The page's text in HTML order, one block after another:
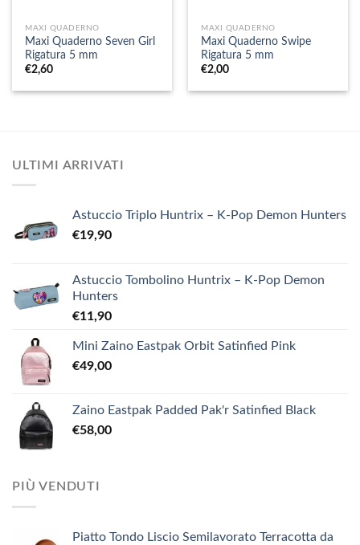
MAXI QUADERNO
Maxi Quaderno Seven Girl
Rigatura 5 mm
€2,60
MAXI QUADERNO
Maxi Quaderno Swipe
Rigatura 5 mm
€2,00
ULTIMI ARRIVATI
Astuccio Triplo Huntrix – K-Pop Demon Hunters
€19,90
Astuccio Tombolino Huntrix – K-Pop Demon
Hunters
€11,90
Mini Zaino Eastpak Orbit Satinfied Pink
€49,00
Zaino Eastpak Padded Pak'r Satinfied Black
€58,00
PIÙ VENDUTI
Piatto Tondo Liscio Semilavorato Terracotta da